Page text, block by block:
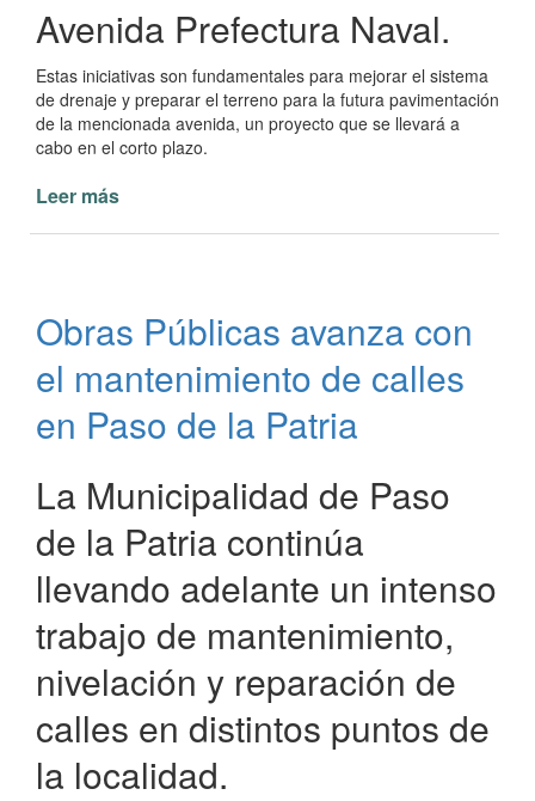
Avenida Prefectura Naval.
Estas iniciativas son fundamentales para mejorar el sistema
de drenaje y preparar el terreno para la futura pavimentación
de la mencionada avenida, un proyecto que se llevará a
cabo en el corto plazo.
Leer más
pavimentación
en
Paso
la
Obras Públicas avanza con
el mantenimiento de calles
en Paso de la Patria
La Municipalidad de Paso
de la Patria continúa
llevando adelante un intenso
trabajo de mantenimiento,
nivelación y reparación de
calles en distintos puntos de
la localidad.